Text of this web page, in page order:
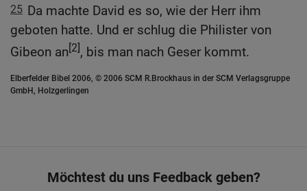
25 Da machte David es so, wie der Herr ihm
geboten hatte. Und er schlug die Philister von
Gibeon an[2], bis man nach Geser kommt.
Elberfelder Bibel 2006, © 2006 SCM R.Brockhaus in der SCM Verlagsgruppe
GmbH, Holzgerlingen
Möchtest du uns Feedback geben?